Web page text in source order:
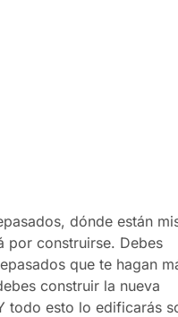
dónde están
por construirse. Debes
que te hagan
construir la nueva
todo esto lo edificarás